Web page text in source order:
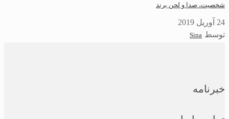
شخصیت، صدا و لحن برند
24 آوریل 2019
توسط Sina
خبرنامه